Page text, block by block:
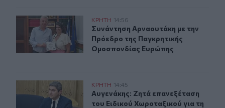
Συνάντηση Αρναουτάκη με την Πρόεδρο της
ΚΡΗΤΗ 14:56
Συνάντηση Αρναουτάκη με την
Συνάντηση Αρναουτάκη με την
Πρόεδρο της Παγκρητικής
Ομοσπονδίας Ευρώπης
Αυγενάκης: Ζητά επανεξέταση του Ειδικού
ΚΡΗΤΗ 14:45
Αυγενάκης: Ζητά επανεξέταση του
Αυγενάκης: Ζητά επανεξέταση
του Ειδικού Χωροταξικού για τη